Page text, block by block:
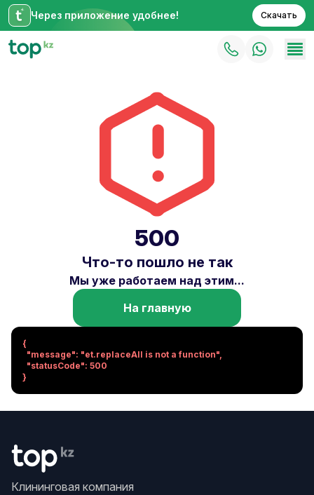
Через приложение удобнее! Скачать
500
Что-то пошло не так
Мы уже работаем над этим...
На главную
{
}
Клининговая компания